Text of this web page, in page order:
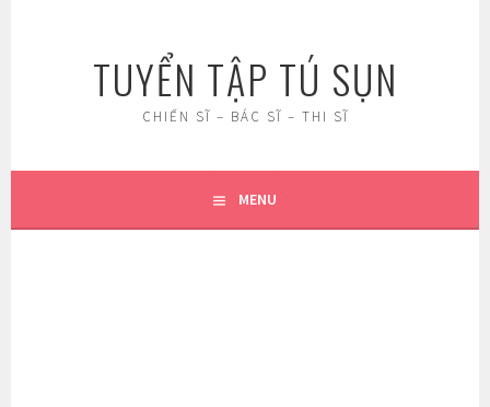
TUYỂN TẬP TÚ SỤN
CHIẾN SĨ – BÁC SĨ – THI SĨ
MENU